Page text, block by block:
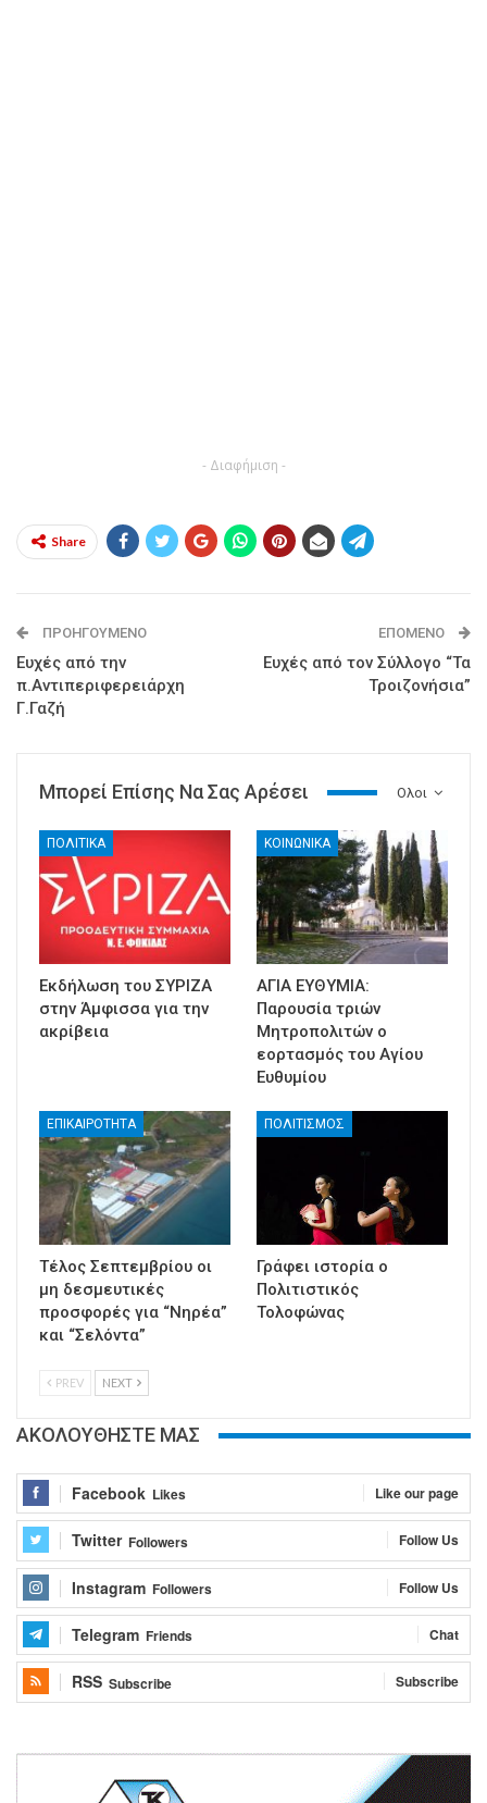
- Διαφήμιση -
Share
ΠΡΟΗΓΟΎΜΕΝΟ
Ευχές από την
π.Αντιπεριφερειάρχη
Γ.Γαζή
ΕΠΌΜΕΝΟ
Ευχές από τον Σύλλογο “Τα
Τροιζονήσια”
Ολοι
Μπορεί Επίσης Να Σας Αρέσει
ΠΟΛΙΤΙΚΑ
Εκδήλωση του ΣΥΡΙΖΑ
στην Άμφισσα για την
ακρίβεια
ΚΟΙΝΩΝΙΚΑ
ΑΓΙΑ ΕΥΘΥΜΙΑ:
Παρουσία τριών
Μητροπολιτών ο
εορτασμός του Αγίου
Ευθυμίου
ΕΠΙΚΑΙΡΟΤΗΤΑ
Τέλος Σεπτεμβρίου οι
μη δεσμευτικές
προσφορές για “Νηρέα”
και “Σελόντα”
ΠΟΛΙΤΙΣΜΟΣ
Γράφει ιστορία ο
Πολιτιστικός
Τολοφώνας
PREV NEXT
ΑΚΟΛΟΥΘΗΣΤΕ ΜΑΣ
Facebook Likes Like our page
Twitter Followers Follow Us
Instagram Followers Follow Us
Telegram Friends Chat
RSS Subscribe Subscribe